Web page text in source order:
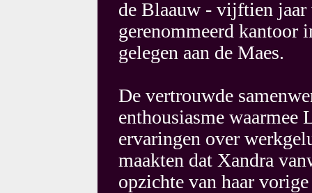
de Blaauw - vijftien jaar
gerenommeerd kantoor
gelegen aan de Maes.
De vertrouwde
enthousiasme waarmee
ervaringen over
maakten dat Xandra
opzichte van haar